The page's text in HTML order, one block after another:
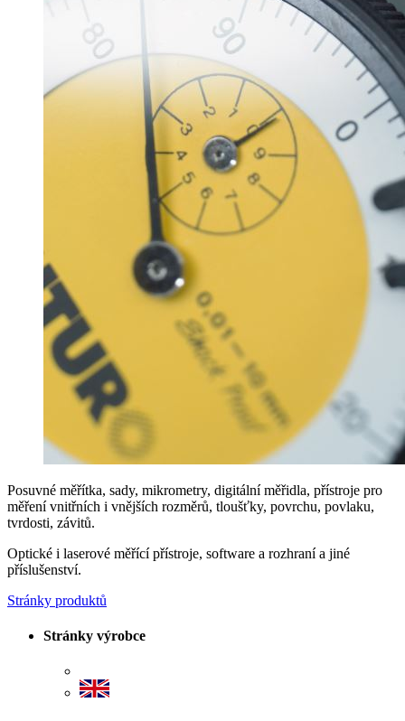
Posuvné měřítka, sady, mikrometry, digitální měřidla, přístroje pro
měření vnitřních i vnějších rozměrů, tloušťky, povrchu, povlaku,
tvrdosti, závitů.
Optické i laserové měřící přístroje, software a rozhraní a jiné
příslušenství.
Stránky produktů
Stránky výrobce